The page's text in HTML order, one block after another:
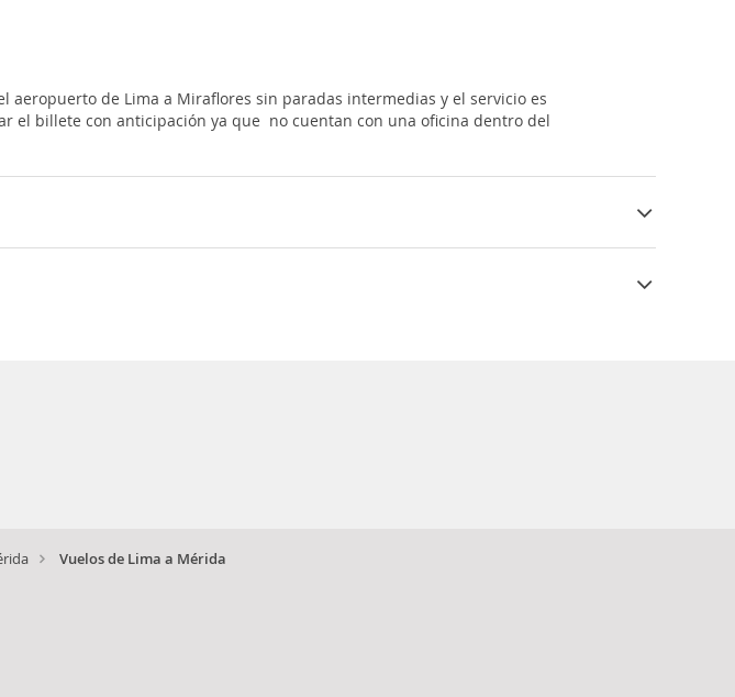
de Lima a Miraflores sin paradas intermedias y el servicio es
el billete con anticipación ya que no cuentan con una oficina dentro del
Vuelos de Lima a Mérida